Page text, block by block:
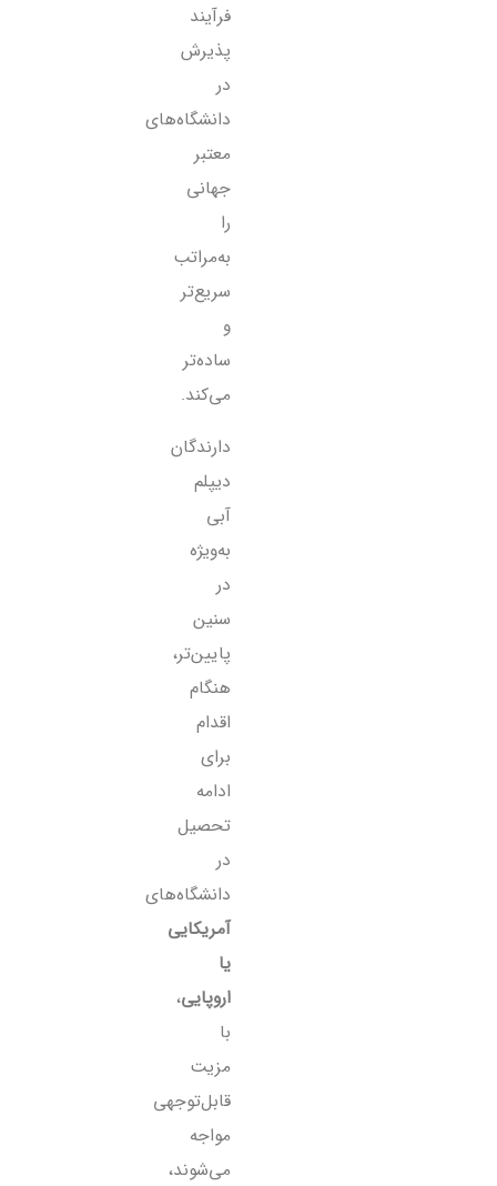
فرآیند
پذیرش
در
دانشگاه‌های
معتبر
جهانی
را
به‌مراتب
سریع‌تر
و
ساده‌تر
می‌کند.
دارندگان
دیپلم
آبی
به‌ویژه
در
سنین
پایین‌تر،
هنگام
اقدام
برای
ادامه
تحصیل
در
دانشگاه‌های
آمریکایی
یا
اروپایی،
با
مزیت
قابل‌توجهی
مواجه
می‌شوند،